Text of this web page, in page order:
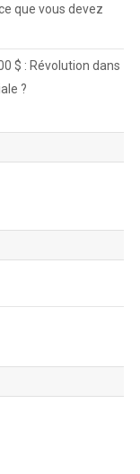
que vous devez
$ : Révolution dans
?